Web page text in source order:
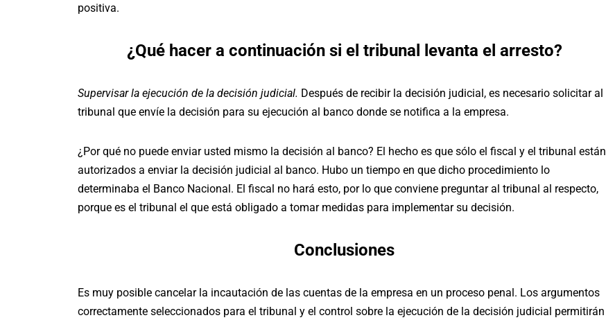
positiva.
¿Qué hacer a continuación si el tribunal levanta el arresto?
Supervisar la ejecución de la decisión judicial. Después de recibir la decisión judicial, es necesario solicitar al
tribunal que envíe la decisión para su ejecución al banco donde se notifica a la empresa.
¿Por qué no puede enviar usted mismo la decisión al banco? El hecho es que sólo el fiscal y el tribunal están
autorizados a enviar la decisión judicial al banco. Hubo un tiempo en que dicho procedimiento lo
determinaba el Banco Nacional. El fiscal no hará esto, por lo que conviene preguntar al tribunal al respecto,
porque es el tribunal el que está obligado a tomar medidas para implementar su decisión.
Conclusiones
Es muy posible cancelar la incautación de las cuentas de la empresa en un proceso penal. Los argumentos
correctamente seleccionados para el tribunal y el control sobre la ejecución de la decisión judicial permitirán